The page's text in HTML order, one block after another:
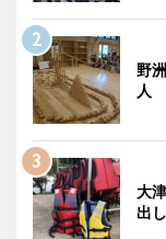
野
人
大
出